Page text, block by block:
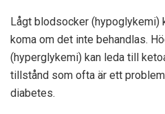
Lågt blodsocker (hypoglykemi)
koma om det inte behandlas.
(hyperglykemi) kan leda till
tillstånd som ofta är ett
diabetes.